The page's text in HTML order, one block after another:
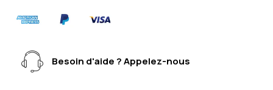
Besoin d'aide ? Appelez-nous